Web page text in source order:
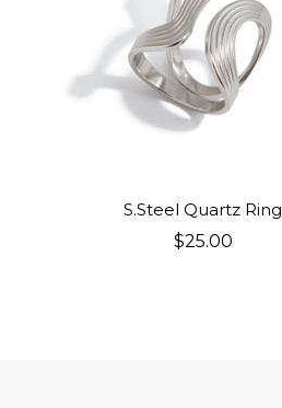
ADD TO CART
S.Steel Quartz Ring
$25.00